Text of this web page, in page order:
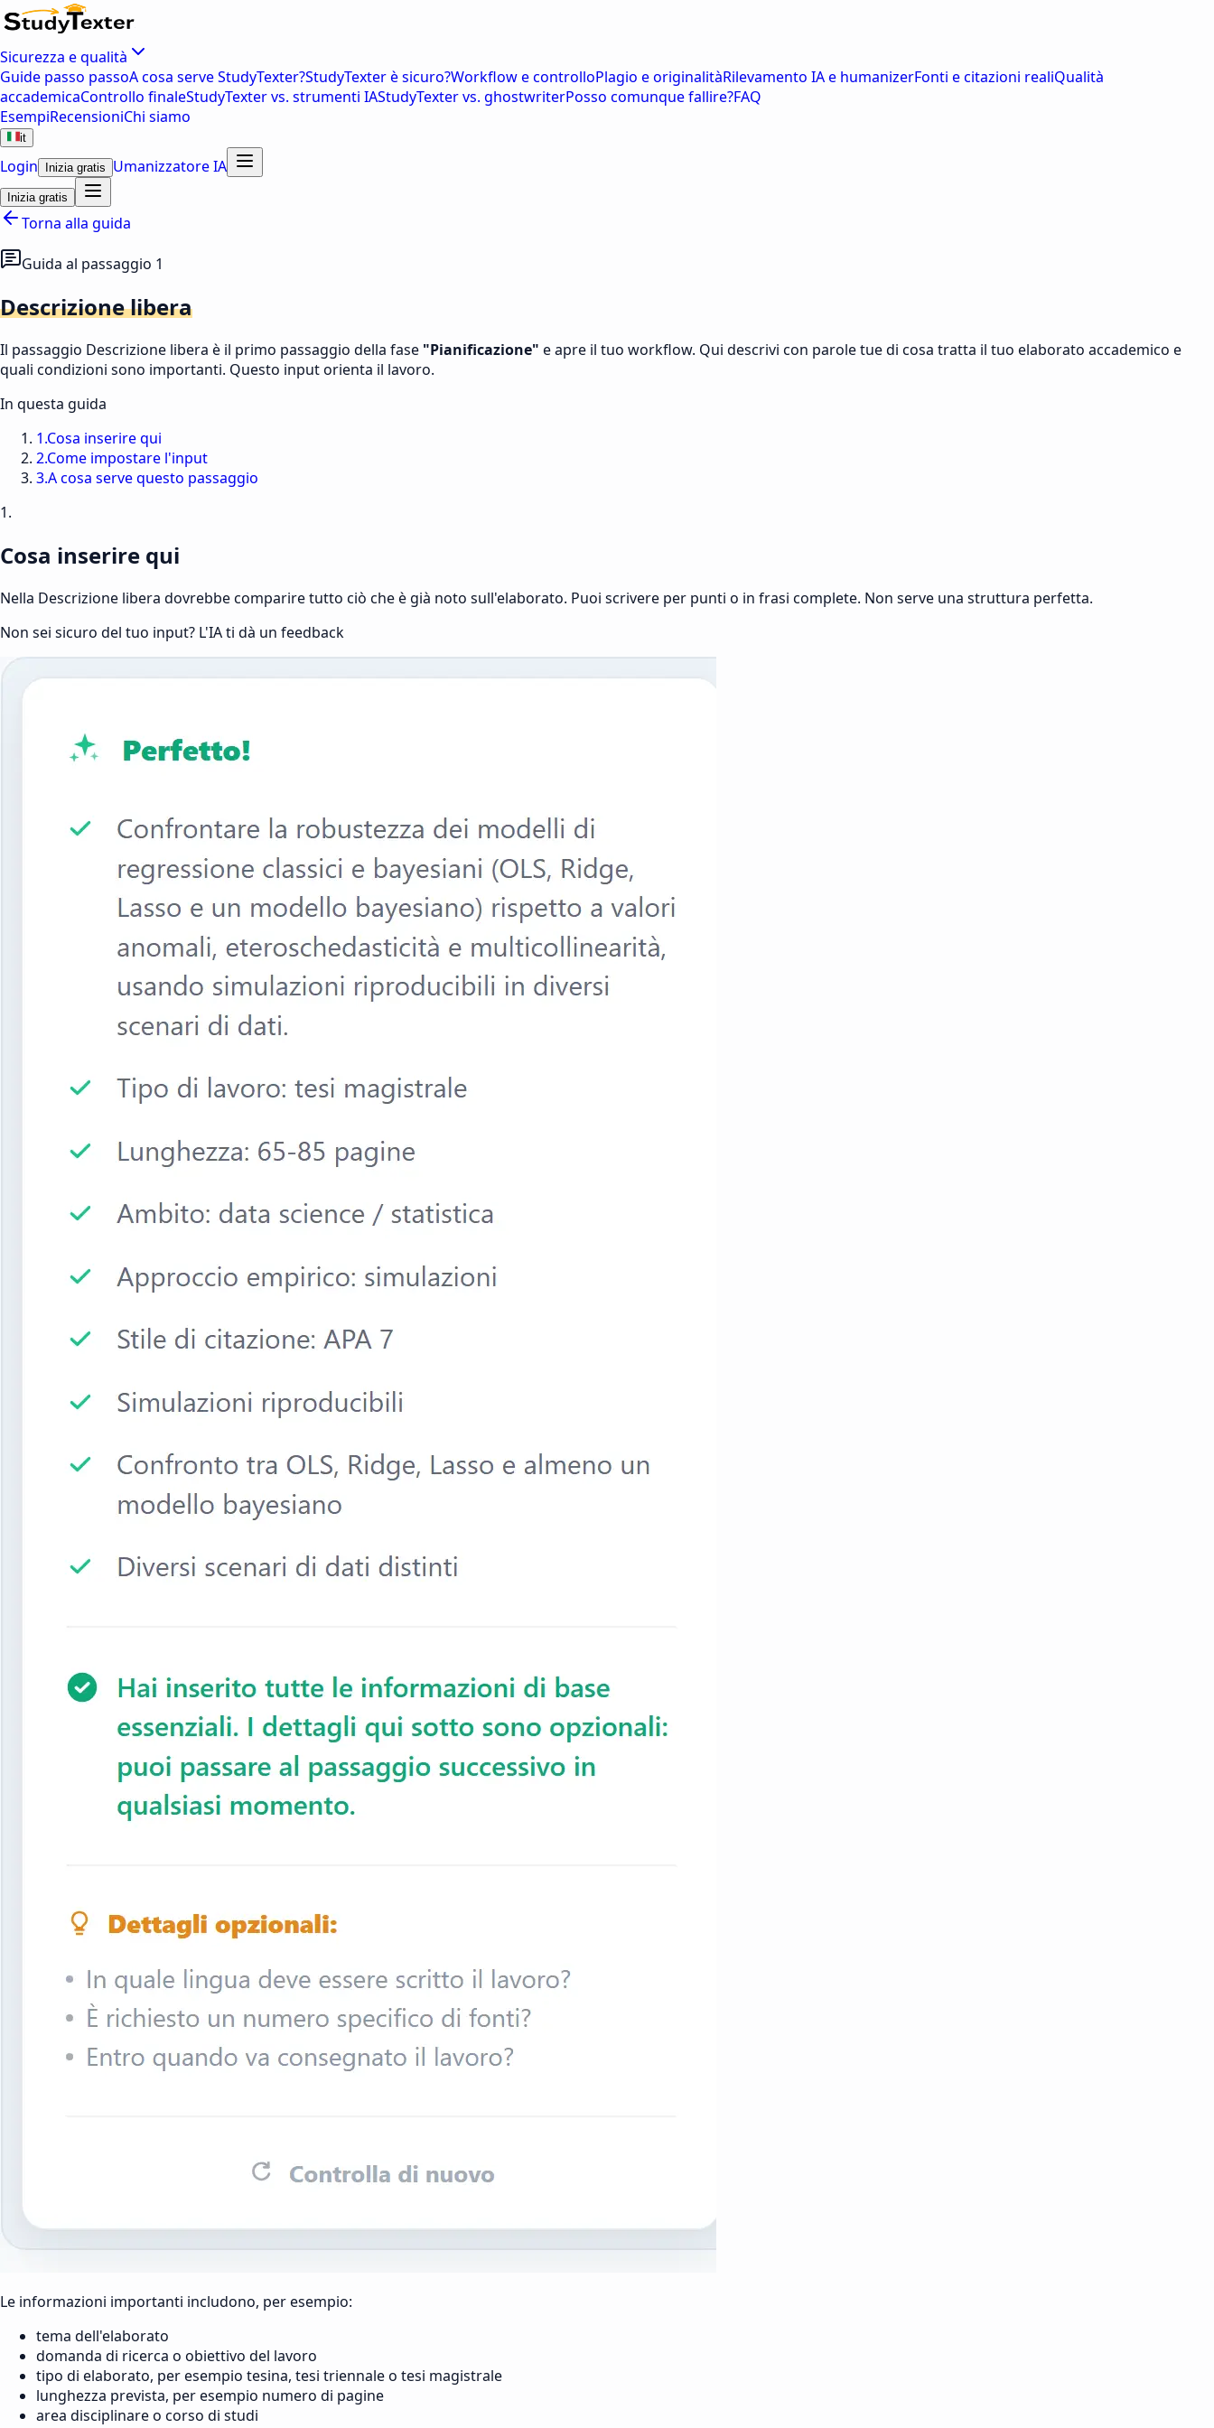
Sicurezza e qualità
Guide passo passoA cosa serve StudyTexter?StudyTexter è sicuro?Workflow e controlloPlagio e originalitàRilevamento IA e humanizerFonti e citazioni realiQualità
accademicaControllo finaleStudyTexter vs. strumenti IAStudyTexter vs. ghostwriterPosso comunque fallire?FAQ
EsempiRecensioniChi siamo
it
Login Inizia gratis Umanizzatore IA
Inizia gratis
Torna alla guida
Guida al passaggio 1
Descrizione libera
Il passaggio Descrizione libera è il primo passaggio della fase "Pianificazione" e apre il tuo workflow. Qui descrivi con parole tue di cosa tratta il tuo elaborato accademico e
quali condizioni sono importanti. Questo input orienta il lavoro.
In questa guida
1.Cosa inserire qui
2.Come impostare l'input
3.A cosa serve questo passaggio
1.
Cosa inserire qui
Nella Descrizione libera dovrebbe comparire tutto ciò che è già noto sull'elaborato. Puoi scrivere per punti o in frasi complete. Non serve una struttura perfetta.
Non sei sicuro del tuo input? L'IA ti dà un feedback
Le informazioni importanti includono, per esempio:
tema dell'elaborato
domanda di ricerca o obiettivo del lavoro
tipo di elaborato, per esempio tesina, tesi triennale o tesi magistrale
lunghezza prevista, per esempio numero di pagine
area disciplinare o corso di studi